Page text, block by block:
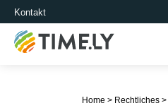
Kontakt
Timely
Home > Rechtliches>